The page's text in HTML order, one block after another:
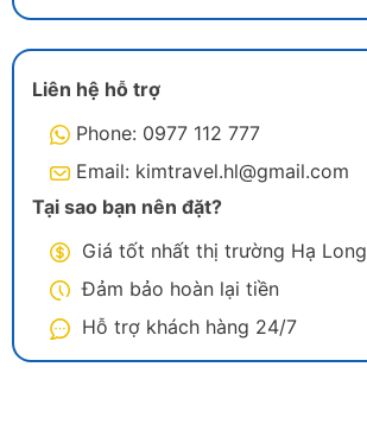
Liên hệ hỗ trợ
Phone: 0977 112 777
Email: kimtravel.hl@gmail.com
Tại sao bạn nên đặt?
Giá tốt nhất thị trường Hạ Long
Đảm bảo hoàn lại tiền
Hỗ trợ khách hàng 24/7